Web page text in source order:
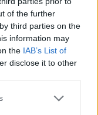
of the further
third parties on the
information may
the IAB’s List of
disclose it to other